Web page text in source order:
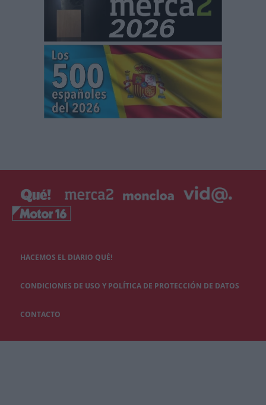
HACEMOS EL DIARIO QUÉ!
CONDICIONES DE USO Y POLÍTICA DE PROTECCIÓN DE DATOS
CONTACTO